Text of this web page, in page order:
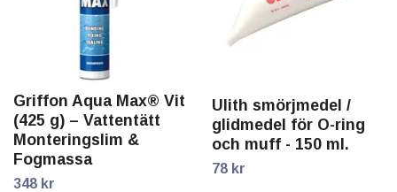
Griffon Aqua Max® Vit
(425 g) – Vattentätt
Monteringslim &
Fogmassa
348 kr
Ulith smörjmedel /
glidmedel för O-ring
och muff - 150 ml.
78 kr